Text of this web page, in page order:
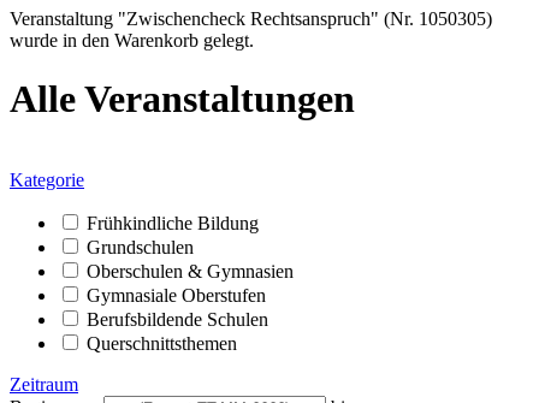
Veranstaltung "Zwischencheck Rechtsanspruch" (Nr. 1050305)
wurde in den Warenkorb gelegt.
Alle Veranstaltungen
Kategorie
Frühkindliche Bildung
Grundschulen
Oberschulen & Gymnasien
Gymnasiale Oberstufen
Berufsbildende Schulen
Querschnittsthemen
Zeitraum